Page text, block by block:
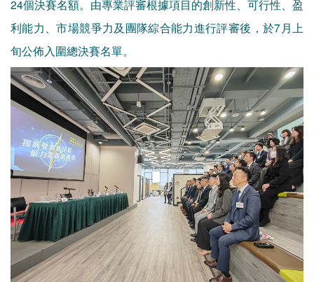
24個決賽名額。由專業評審根據項目的創新性、可行性、盈
利能力、市場競爭力及團隊綜合能力進行評審後，於7月上
旬公佈入圍總決賽名單。